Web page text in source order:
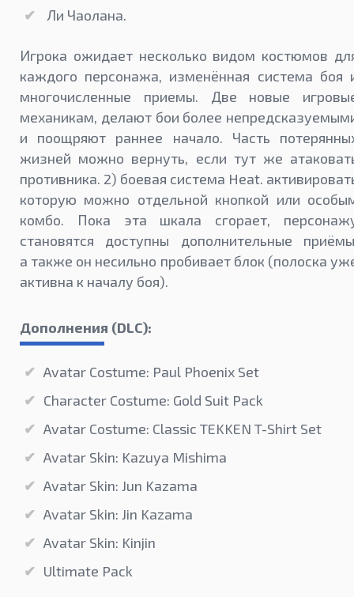
Ли Чаолана.
Игрока ожидает несколько видом костюмов
каждого персонажа, изменённая система боя
многочисленные приемы. Две новые
механикам, делают бои более
и поощряют раннее начало. Часть
жизней можно вернуть, если тут же
противника. 2) боевая система Heat.
которую можно отдельной кнопкой или
комбо. Пока эта шкала сгорает,
становятся доступны дополнительные
а также он несильно пробивает блок (полоска
активна к началу боя).
Дополнения (DLC):
Avatar Costume: Paul Phoenix Set
Character Costume: Gold Suit Pack
Avatar Costume: Classic TEKKEN T-Shirt Set
Avatar Skin: Kazuya Mishima
Avatar Skin: Jun Kazama
Avatar Skin: Jin Kazama
Avatar Skin: Kinjin
Ultimate Pack